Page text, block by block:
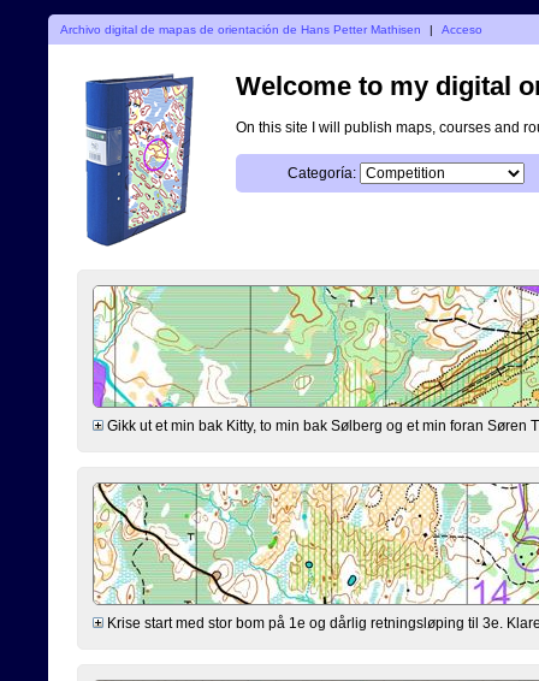
Archivo digital de mapas de orientación de Hans Petter Mathisen | Acceso
Welcome to my digital
On this site I will publish maps, courses and
Categoría:
Gikk ut et min bak Kitty, to min bak Sølberg og et min foran
Krise start med stor bom på 1e og dårlig retningsløping til 3e.